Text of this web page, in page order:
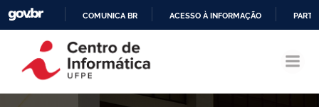
CONTEÚDO
COMUNICA BR ACESSO À INFORMAÇÃO